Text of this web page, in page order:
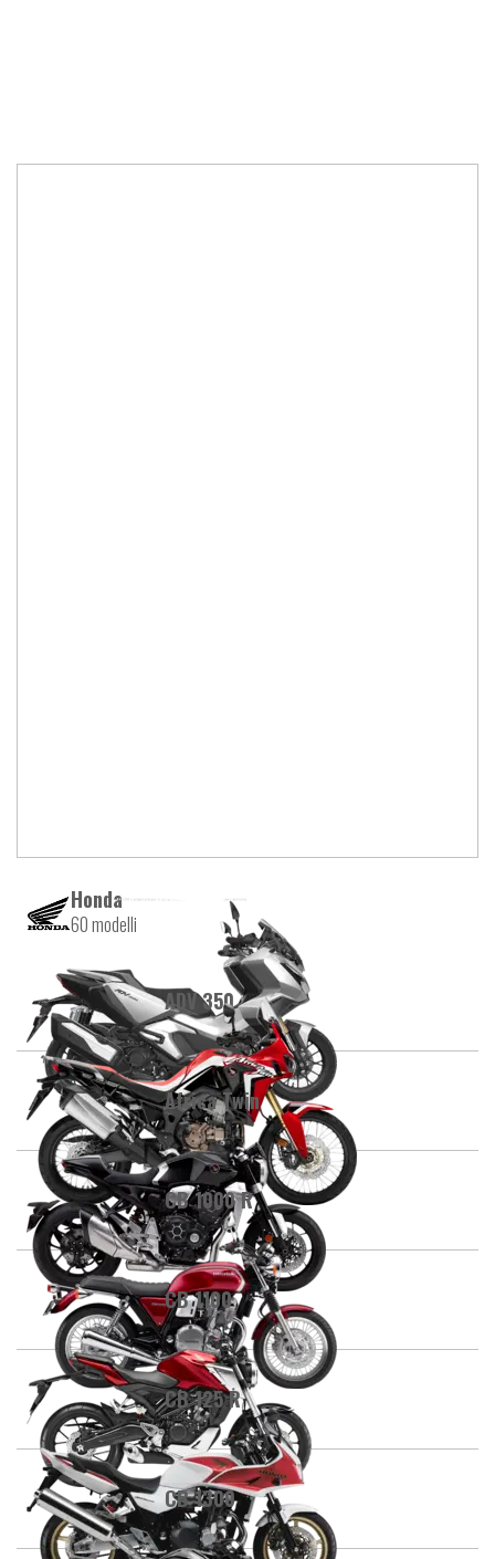
Honda
60 modelli
ADV 350
Africa Twin
CB 1000 R
CB 1100
CB 125 R
CB 1300